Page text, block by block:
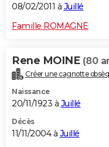
08/02/2011 à Juillé
Famille ROMAGNE
Rene MOINE (80
Créer une cagnotte
Naissance
20/11/1923 à Juillé
Décès
11/11/2004 à Juillé